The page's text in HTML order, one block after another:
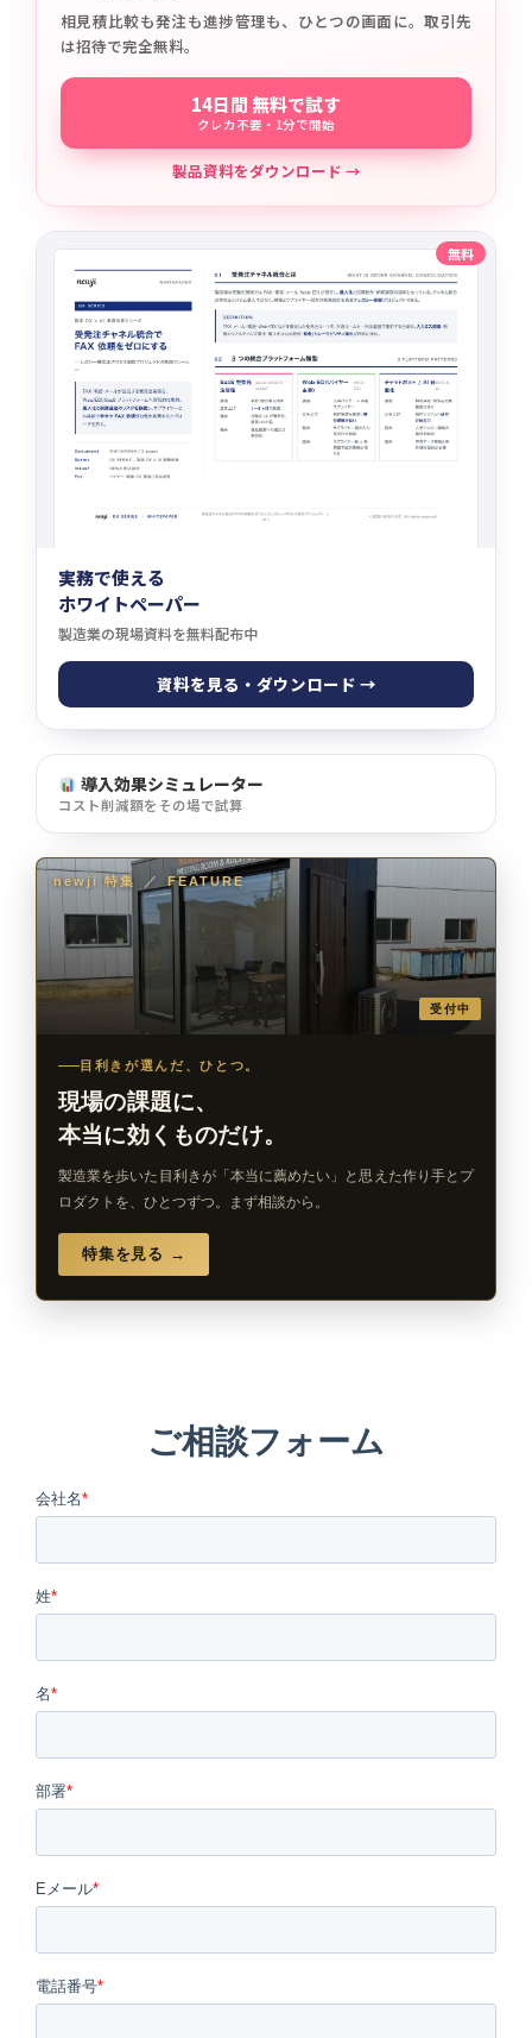
相見積比較も発注も進捗管理も、ひとつの画面に。取引先
は招待で完全無料。
14日間 無料で試す
クレカ不要・1分で開始
製品資料をダウンロード →
無料
実務で使える
ホワイトペーパー
製造業の現場資料を無料配布中
資料を見る・ダウンロード →
導入効果シミュレーター
コスト削減額をその場で試算
newji 特集 ／ FEATURE
受付中
目利きが選んだ、ひとつ。
現場の課題に、
本当に効くものだけ。
製造業を歩いた目利きが「本当に薦めたい」と思えた作り手とプ
ロダクトを、ひとつずつ。まず相談から。
特集を見る →